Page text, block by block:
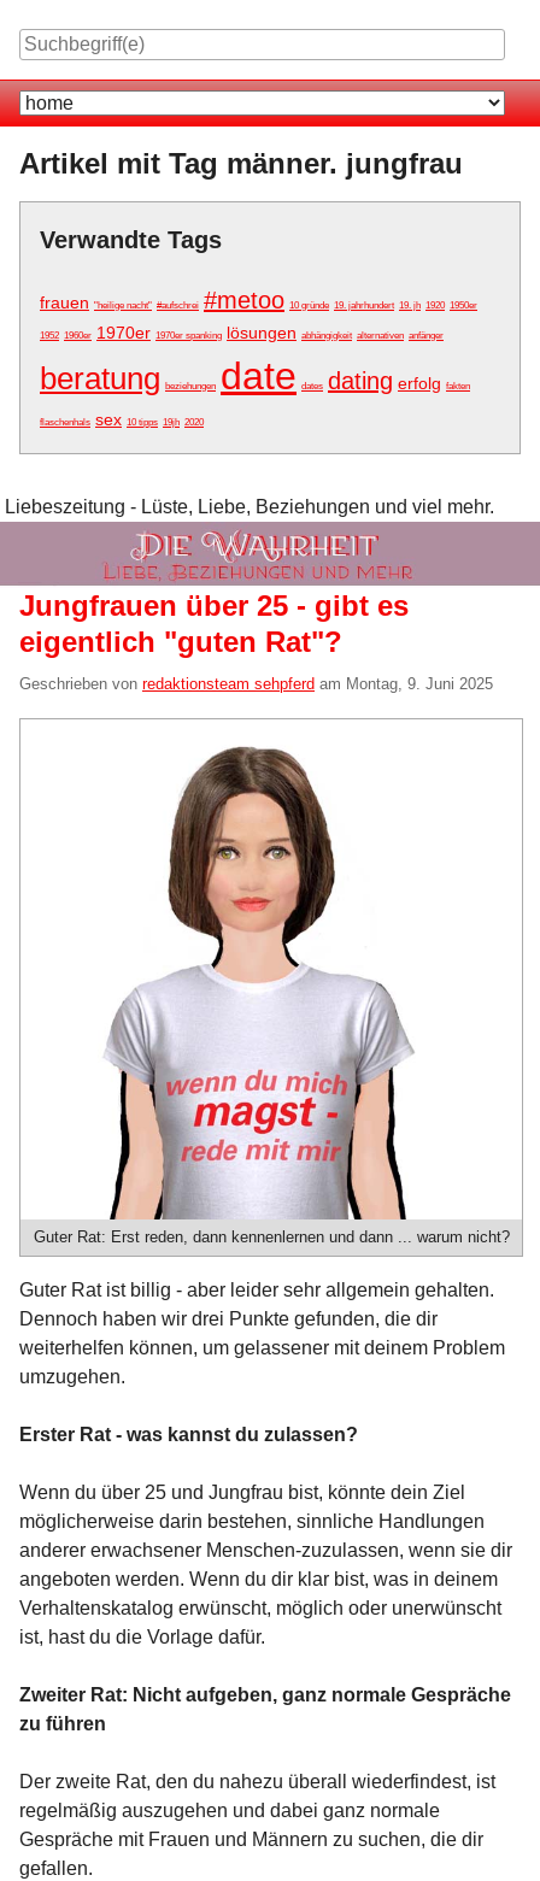
Navigation
Artikel mit Tag männer. jungfrau
Verwandte Tags
frauen "heilige nacht" #aufschrei #metoo 10 gründe 19. jahrhundert 19. jh 1920 1950er
1952 1960er 1970er 1970er spanking lösungen abhängigkeit alternativen anfänger
beratung beziehungen date dates dating erfolg fakten
flaschenhals sex 10 tipps 19jh 2020
Liebeszeitung - Lüste, Liebe, Beziehungen und viel mehr.
Jungfrauen über 25 - gibt es
eigentlich "guten Rat"?
Geschrieben von redaktionsteam sehpferd am Montag, 9. Juni 2025
Guter Rat: Erst reden, dann kennenlernen und dann ... warum nicht?
Guter Rat ist billig - aber leider sehr allgemein gehalten.
Dennoch haben wir drei Punkte gefunden, die dir
weiterhelfen können, um gelassener mit deinem Problem
umzugehen.
Erster Rat - was kannst du zulassen?
Wenn du über 25 und Jungfrau bist, könnte dein Ziel
möglicherweise darin bestehen, sinnliche Handlungen
anderer erwachsener Menschen-zuzulassen, wenn sie dir
angeboten werden. Wenn du dir klar bist, was in deinem
Verhaltenskatalog erwünscht, möglich oder unerwünscht
ist, hast du die Vorlage dafür.
Zweiter Rat: Nicht aufgeben, ganz normale Gespräche
zu führen
Der zweite Rat, den du nahezu überall wiederfindest, ist
regelmäßig auszugehen und dabei ganz normale
Gespräche mit Frauen und Männern zu suchen, die dir
gefallen.